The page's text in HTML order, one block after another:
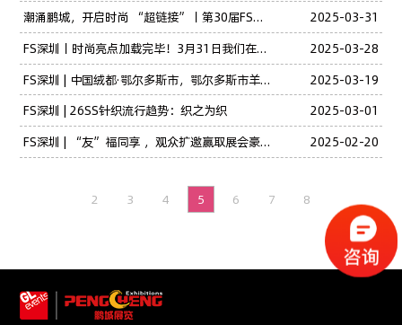
潮涌鹏城，开启时尚 “超链接”丨第30届FS时尚之源深圳展、AW25深圳原创时装周盛大启幕
2025-03-31
FS深圳丨时尚亮点加载完毕！3月31日我们在会展中心等你！
2025-03-28
FS深圳 | 中国绒都·鄂尔多斯市，鄂尔多斯市羊绒展团再度“绒”耀登场
2025-03-19
FS深圳 | 26SS针织流行趋势：织之为织
2025-03-01
FS深圳 | “友”福同享 ，观众扩邀赢取展会豪礼！
2025-02-20
2 3 4 5 6 7 8